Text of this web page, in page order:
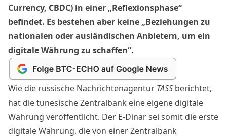
Currency, CBDC) in einer „Reflexionsphase“
befindet. Es bestehen aber keine „Beziehungen zu
nationalen oder ausländischen Anbietern, um ein
digitale Währung zu schaffen“.
Wie die russische Nachrichtenagentur TASS berichtet,
hat die tunesische Zentralbank eine eigene digitale
Währung veröffentlicht. Der E-Dinar sei somit die erste
digitale Währung, die von einer Zentralbank